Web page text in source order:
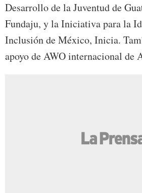
Desarrollo de la Juventud de
Fundaju, y la Iniciativa para la
Inclusión de México, Inicia.
apoyo de AWO internacional de